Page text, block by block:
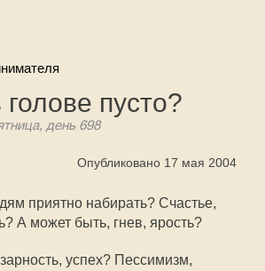
пусто?
день 698
Опубликовано 17 мая 2004
приятно набирать? Счастье,
А может быть, гнев, ярость?
успех? Пессимизм,